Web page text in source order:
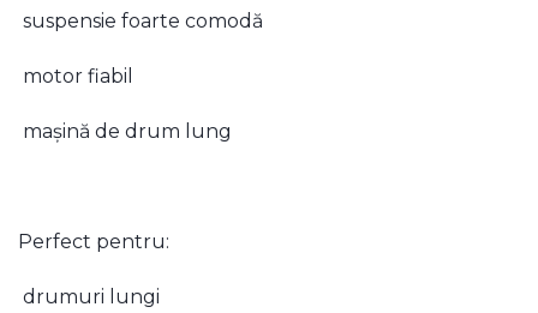
suspensie foarte comodă
motor fiabil
mașină de drum lung
Perfect pentru:
drumuri lungi